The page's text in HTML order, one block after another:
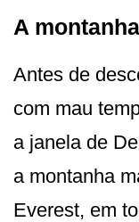
A
Antes de
com mau
a janela de
a montanha
Everest, em